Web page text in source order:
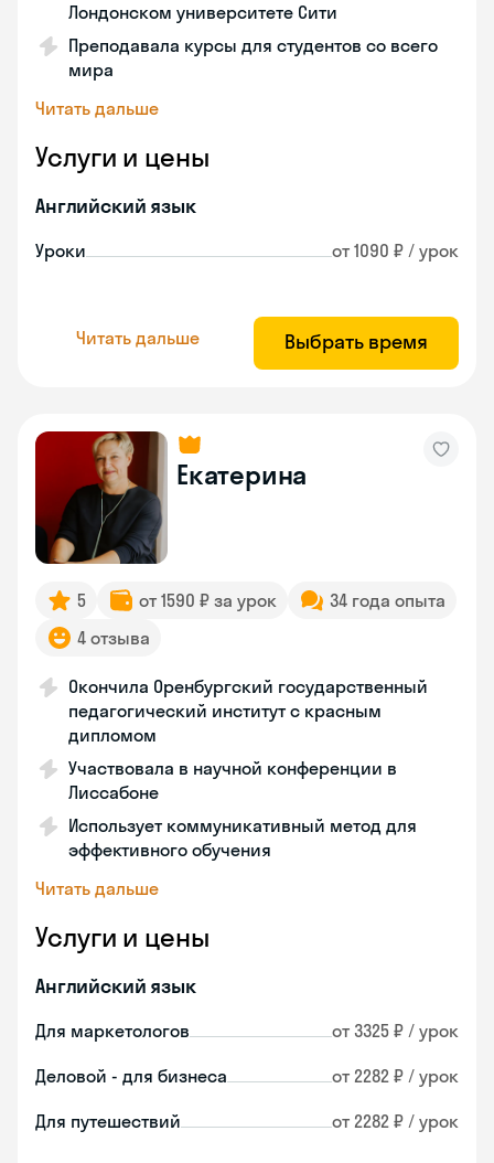
Лондонском университете Сити
Преподавала курсы для студентов со всего
мира
Читать дальше
Услуги и цены
Английский язык
Уроки от 1090 ₽ / урок
Читать дальше Выбрать время
Екатерина
5 от 1590 ₽ за урок
34 года опыта
4 отзыва
Окончила Оренбургский государственный
педагогический институт с красным
дипломом
Участвовала в научной конференции в
Лиссабоне
Использует коммуникативный метод для
эффективного обучения
Читать дальше
Услуги и цены
Английский язык
Для маркетологов от 3325 ₽ / урок
Деловой - для бизнеса от 2282 ₽ / урок
Для путешествий от 2282 ₽ / урок